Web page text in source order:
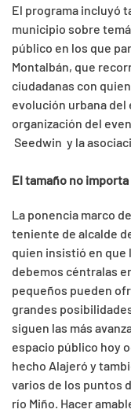
El programa incluyó
municipio sobre
público en los que
Montalbán, que
ciudadanas con
evolución urbana del
organización del
Seedwin y la
El tamaño no importa
La ponencia marco
teniente de alcalde
quien insistió en que
debemos céntralas
pequeños pueden
grandes
siguen las más
espacio público hoy
hecho Alajeró y
varios de los puntos
río Miño. Hacer